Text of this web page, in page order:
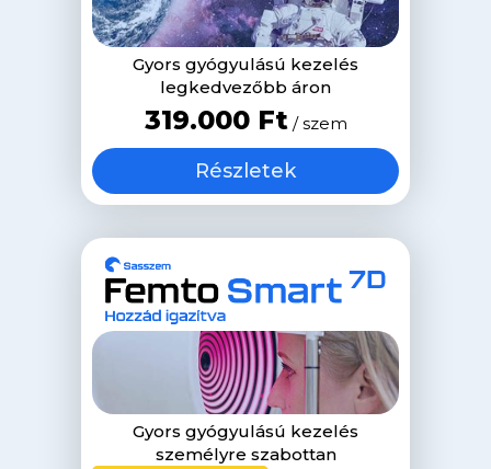
Gyors gyógyulású kezelés
legkedvezőbb áron
319.000 Ft/ szem
Részletek
Gyors gyógyulású kezelés
személyre szabottan